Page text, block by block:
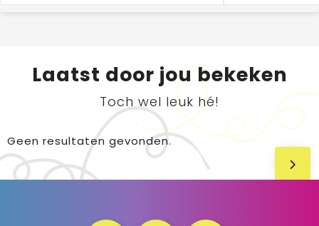
Laatst door jou bekeken
Toch wel leuk hé!
Geen resultaten gevonden.